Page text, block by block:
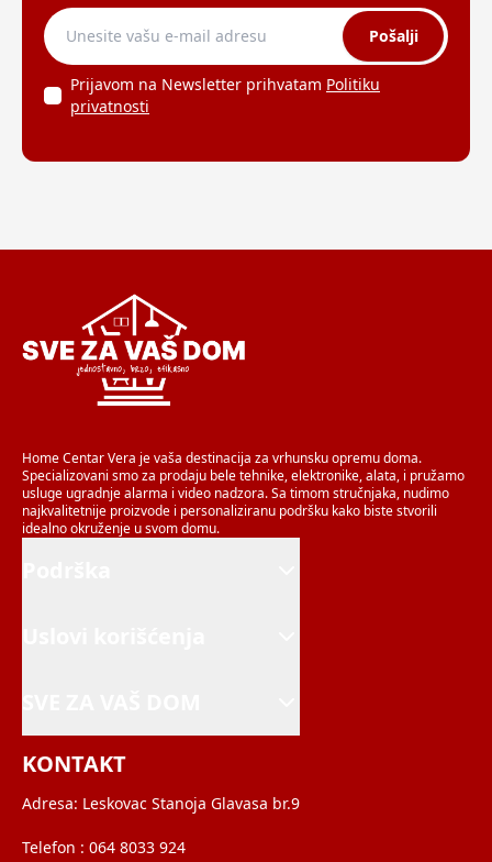
Pošalji
Prijavom na Newsletter prihvatam Politiku
privatnosti
Home Centar Vera je vaša destinacija za vrhunsku opremu doma.
Specializovani smo za prodaju bele tehnike, elektronike, alata, i pružamo
usluge ugradnje alarma i video nadzora. Sa timom stručnjaka, nudimo
najkvalitetnije proizvode i personaliziranu podršku kako biste stvorili
idealno okruženje u svom domu.
KONTAKT
Adresa: Leskovac Stanoja Glavasa br.9
Telefon : 064 8033 924